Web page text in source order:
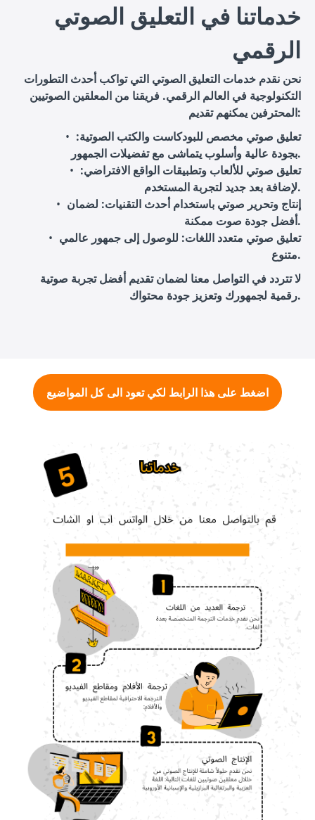
خدماتنا في التعليق الصوتي
الرقمي
نحن نقدم خدمات التعليق الصوتي التي تواكب أحدث التطورات
التكنولوجية في العالم الرقمي. فريقنا من المعلقين الصوتيين
المحترفين يمكنهم تقديم:
تعليق صوتي مخصص للبودكاست والكتب الصوتية:
بجودة عالية وأسلوب يتماشى مع تفضيلات الجمهور.
تعليق صوتي للألعاب وتطبيقات الواقع الافتراضي:
لإضافة بعد جديد لتجربة المستخدم.
إنتاج وتحرير صوتي باستخدام أحدث التقنيات: لضمان
أفضل جودة صوت ممكنة.
تعليق صوتي متعدد اللغات: للوصول إلى جمهور عالمي
متنوع.
لا تتردد في التواصل معنا لضمان تقديم أفضل تجربة صوتية
رقمية لجمهورك وتعزيز جودة محتواك.
اضغط على هذا الرابط لكي تعود الى كل المواضيع